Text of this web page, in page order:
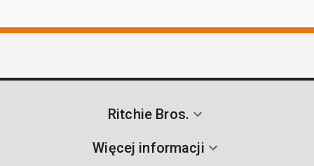
Ritchie Bros.
Więcej informacji